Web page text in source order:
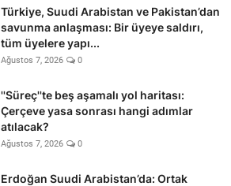
Türkiye, Suudi Arabistan ve Pakistan’dan
savunma anlaşması: Bir üyeye saldırı,
tüm üyelere yapı...
Ağustos 7, 2026 0
''Süreç''te beş aşamalı yol haritası:
Çerçeve yasa sonrası hangi adımlar
atılacak?
Ağustos 7, 2026 0
Erdoğan Suudi Arabistan’da: Ortak